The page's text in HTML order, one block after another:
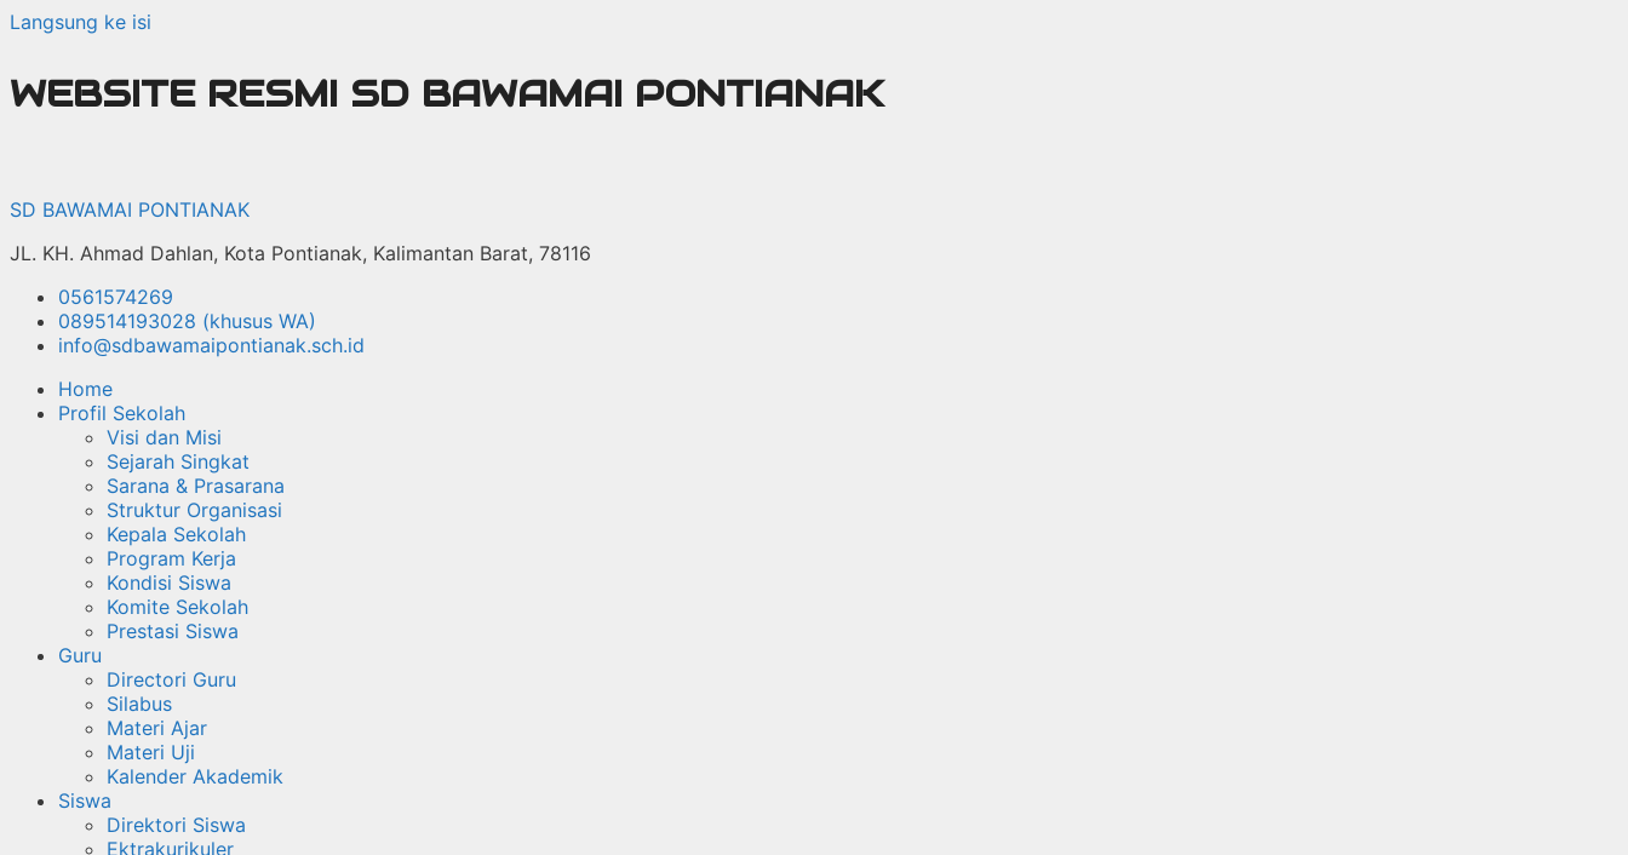
Langsung ke isi
WEBSITE RESMI SD BAWAMAI PONTIANAK
SD BAWAMAI PONTIANAK
JL. KH. Ahmad Dahlan, Kota Pontianak, Kalimantan Barat, 78116
0561574269
089514193028 (khusus WA)
info@sdbawamaipontianak.sch.id
Home
Profil Sekolah
Visi dan Misi
Sejarah Singkat
Sarana & Prasarana
Struktur Organisasi
Kepala Sekolah
Program Kerja
Kondisi Siswa
Komite Sekolah
Prestasi Siswa
Guru
Directori Guru
Silabus
Materi Ajar
Materi Uji
Kalender Akademik
Siswa
Direktori Siswa
Ektrakurikuler